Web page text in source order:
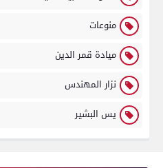
منوعات
ميادة قمر الدين
نزار المهندس
يس البشير